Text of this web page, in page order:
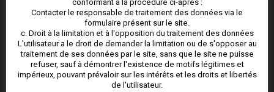
La cure à Balaruc et ses bienfaits !
Le vote par correspondance
Le marché de l’immobilier sur le bassin de Thau
conformant à la procédure ci-après :
Contacter le responsable de traitement des données via le
formulaire présent sur le site.
c. Droit à la limitation et à l'opposition du traitement des données
L'utilisateur a le droit de demander la limitation ou de s'opposer au
traitement de ses données par le site, sans que le site ne puisse
refuser, sauf à démontrer l'existence de motifs légitimes et
impérieux, pouvant prévaloir sur les intérêts et les droits et libertés
de l'utilisateur.